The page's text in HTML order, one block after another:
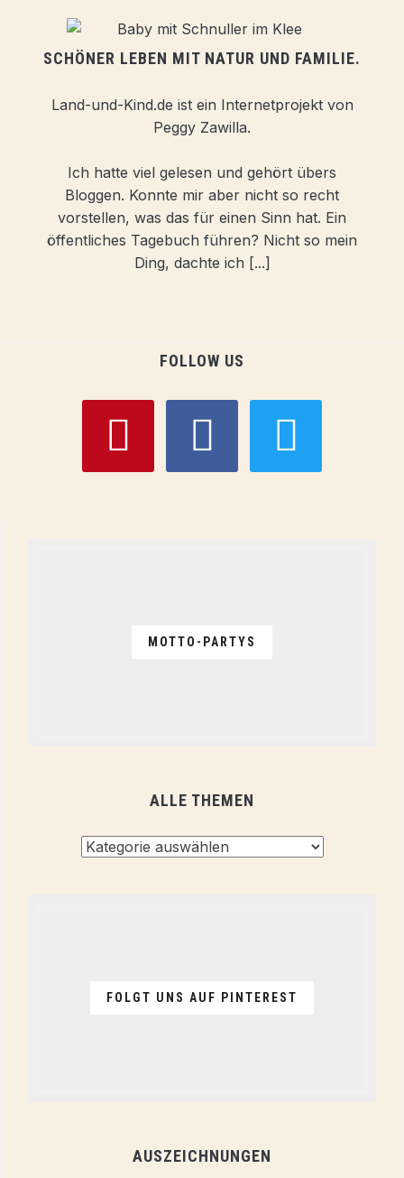
SCHÖNER LEBEN MIT NATUR UND FAMILIE.
Land-und-Kind.de ist ein Internetprojekt von
Peggy Zawilla.
Ich hatte viel gelesen und gehört übers
Bloggen. Konnte mir aber nicht so recht
vorstellen, was das für einen Sinn hat. Ein
öffentliches Tagebuch führen? Nicht so mein
Ding, dachte ich [...]
FOLLOW US
MOTTO-PARTYS
ALLE THEMEN
FOLGT UNS AUF PINTEREST
AUSZEICHNUNGEN